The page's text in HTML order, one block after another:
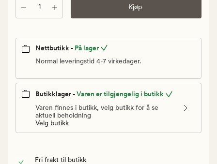
Antall Kjøp
Nettbutikk - På lager
Normal leveringstid 4-7 virkedager.
Butikklager -Varen er tilgjengelig i butikk
Varen finnes i butikk, velg butikk for å se
aktuell beholdning
Velg butikk
Fri frakt til butikk